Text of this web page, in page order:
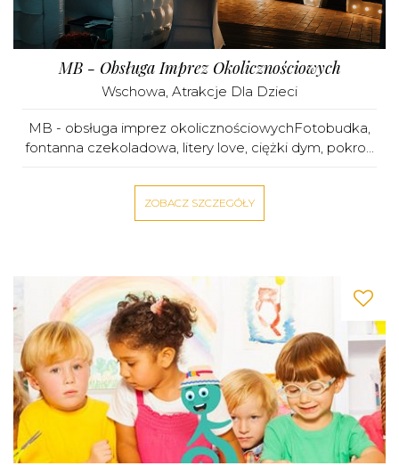
MB - Obsługa Imprez Okolicznościowych
Wschowa Atrakcje Dla Dzieci
MB - obsługa imprez okolicznościowychFotobudka,
fontanna czekoladowa, litery love, ciężki dym, pokro...
ZOBACZ SZCZEGÓŁY